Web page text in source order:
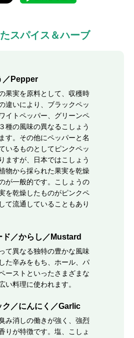
スパイス＆ハーブ
／Pepper
果実を原料として、収穫時
違いにより、ブラックペッ
イトペッパー、グリーンペ
種の風味の異なるこしょう
す。その他にペッパーと名
いるものとしてピンクペッ
ますが、日本ではこしょう
物から採られた果実を乾燥
が一般的です。こしょうの
を乾燥したものがピンクペ
て流通していることもあり
ド／からし／Mustard
て異なる独特の豊かな風味
た辛みをもち、ホール、パ
ーストといったさまざまな
い料理に使われます。
ク／にんにく／Garlic
み消しの働きが強く、強烈
りが特徴です。塩、こしょ